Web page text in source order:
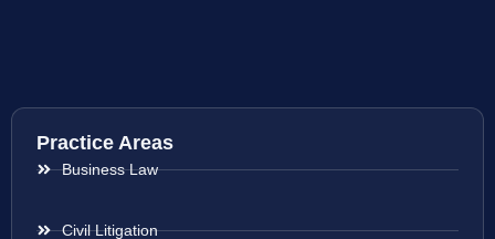
Practice Areas
Business Law
Civil Litigation